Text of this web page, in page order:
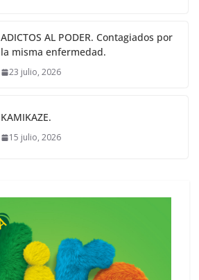
ADICTOS AL PODER. Contagiados por
la misma enfermedad.
23 julio, 2026
KAMIKAZE.
15 julio, 2026